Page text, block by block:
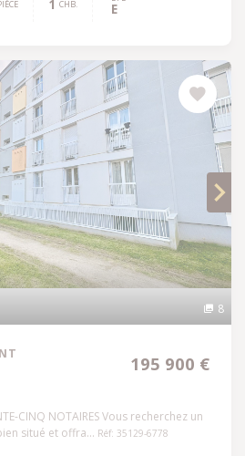
1 CHB. E
8
195 900 €
CINQ NOTAIRES Vous recherchez un
situé et offra... Réf: 35129-6778